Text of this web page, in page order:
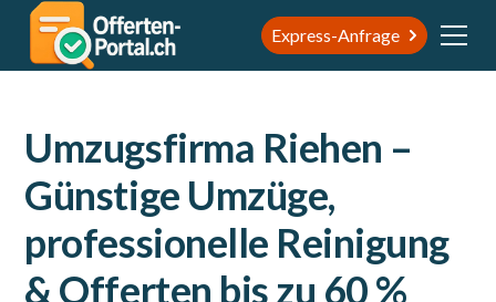
Express-Anfrage
Umzugsfirma Riehen –
Günstige Umzüge,
professionelle Reinigung
& Offerten bis zu 60 %